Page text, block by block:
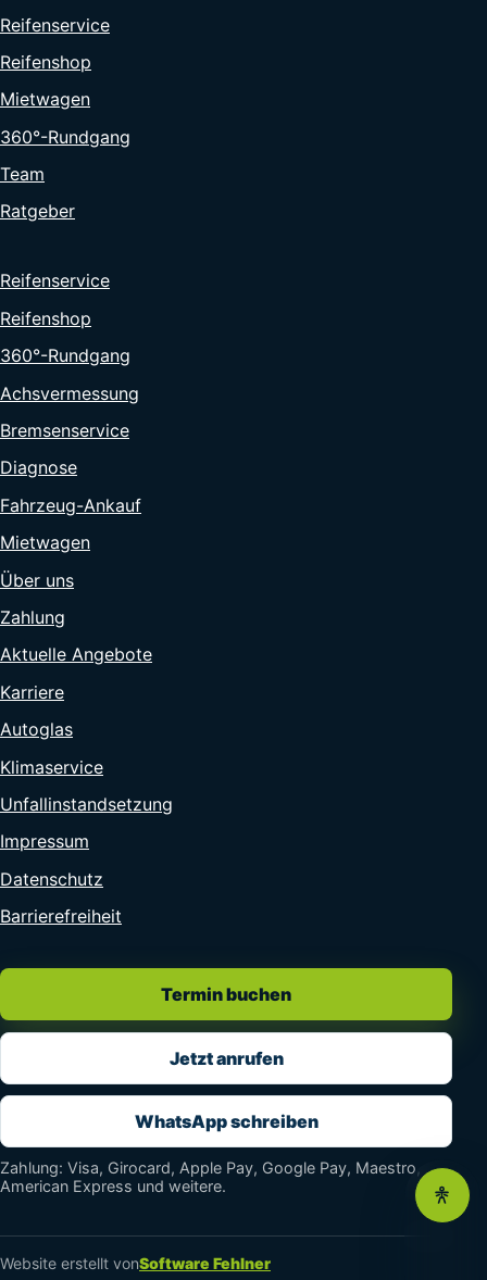
Reifenservice
Reifenshop
Mietwagen
360°-Rundgang
Team
Ratgeber
Reifenservice
Reifenshop
360°-Rundgang
Achsvermessung
Bremsenservice
Diagnose
Fahrzeug-Ankauf
Mietwagen
Über uns
Zahlung
Aktuelle Angebote
Karriere
Autoglas
Klimaservice
Unfallinstandsetzung
Impressum
Datenschutz
Barrierefreiheit
Termin buchen
Jetzt anrufen
WhatsApp schreiben
Zahlung: Visa, Girocard, Apple Pay, Google Pay, Maestro,
American Express und weitere.
Website erstellt vonSoftware Fehlner